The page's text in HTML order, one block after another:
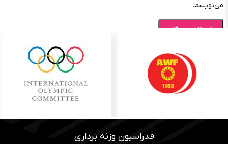
می‌نویسم.
فدراسیون وزنه برداری